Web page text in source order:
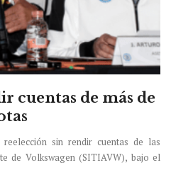
cuentas de más de
sin rendir cuentas de las
de Volkswagen (SITIAVW), bajo el